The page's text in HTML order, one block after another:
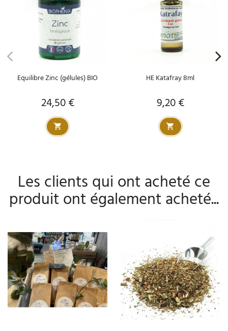
Equilibre Zinc (gélules) BIO
Prix
24,50 €
HE Katafray 8ml
Prix
9,20 €
Les clients qui ont acheté ce
produit ont également acheté...